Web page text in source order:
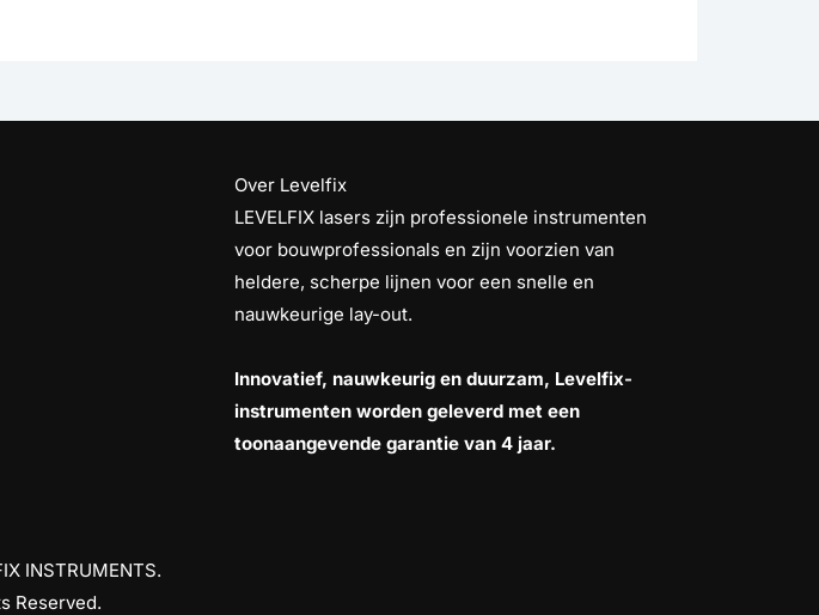
Over Levelfix
LEVELFIX lasers zijn professionele instrumenten
voor bouwprofessionals en zijn voorzien van
heldere, scherpe lijnen voor een snelle en
nauwkeurige lay-out.
Innovatief, nauwkeurig en duurzam, Levelfix-
instrumenten worden geleverd met een
toonaangevende garantie van 4 jaar.
INSTRUMENTS.
Reserved.